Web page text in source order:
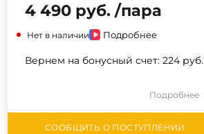
4 490 руб. /пара
Нет в наличии Подробнее
Вернем на бонусный счет: 224 руб.
Подробнее
СООБЩИТЬ О ПОСТУПЛЕНИИ